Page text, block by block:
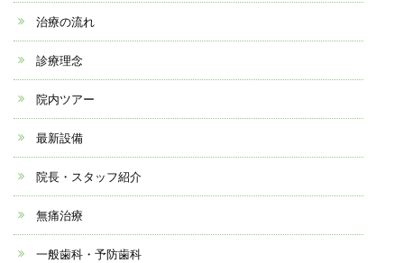
治療の流れ
診療理念
院内ツアー
最新設備
院長・スタッフ紹介
無痛治療
一般歯科・予防歯科